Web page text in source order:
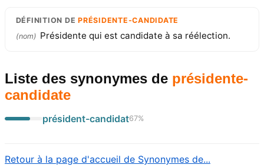
DÉFINITION DEPRÉSIDENTE-CANDIDATE
(nom) Présidente qui est candidate à sa réélection.
Liste des synonymes de présidente-
candidate
président-candidat67%
Retour à la page d'accueil de Synonymes de...